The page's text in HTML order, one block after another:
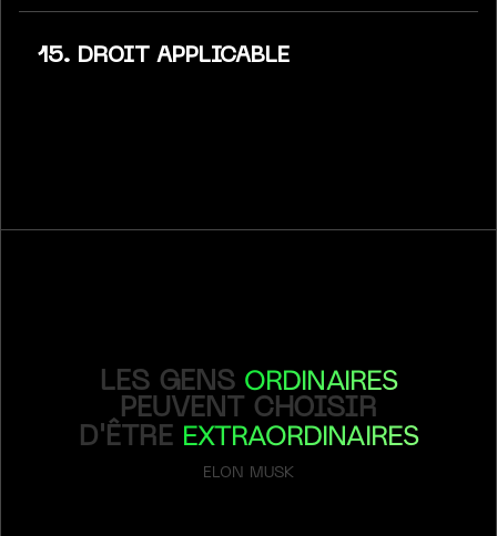
15. DROIT APPLICABLE
LES GENS ORDINAIRES
PEUVENT CHOISIR
D'ÊTRE EXTRAORDINAIRES
ELON MUSK